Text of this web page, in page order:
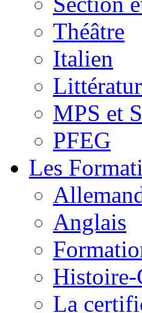
Théâtre
Italien
MPS et
PFEG
Les
Anglais
Histoire-
La